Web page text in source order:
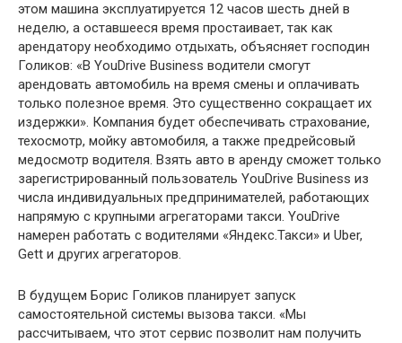
этом машина эксплуатируется 12 часов шесть дней в
неделю, а оставшееся время простаивает, так как
арендатору необходимо отдыхать, объясняет господин
Голиков: «В YouDrive Business водители смогут
арендовать автомобиль на время смены и оплачивать
только полезное время. Это существенно сокращает их
издержки». Компания будет обеспечивать страхование,
техосмотр, мойку автомобиля, а также предрейсовый
медосмотр водителя. Взять авто в аренду сможет только
зарегистрированный пользователь YouDrive Business из
числа индивидуальных предпринимателей, работающих
напрямую с крупными агрегаторами такси. YouDrive
намерен работать с водителями «Яндекс.Такси» и Uber,
Gett и других агрегаторов.
В будущем Борис Голиков планирует запуск
самостоятельной системы вызова такси. «Мы
рассчитываем, что этот сервис позволит нам получить